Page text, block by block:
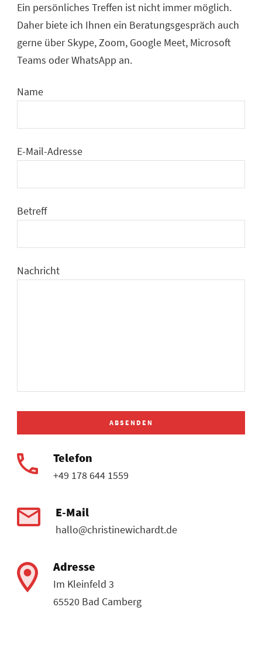
Ein persönliches Treffen ist nicht immer möglich.
Daher biete ich Ihnen ein Beratungsgespräch auch
gerne über Skype, Zoom, Google Meet, Microsoft
Teams oder WhatsApp an.
Name
E-Mail-Adresse
Betreff
Nachricht
Telefon
+49 178 644 1559
E-Mail
hallo@christinewichardt.de
Adresse
Im Kleinfeld 3
65520 Bad Camberg